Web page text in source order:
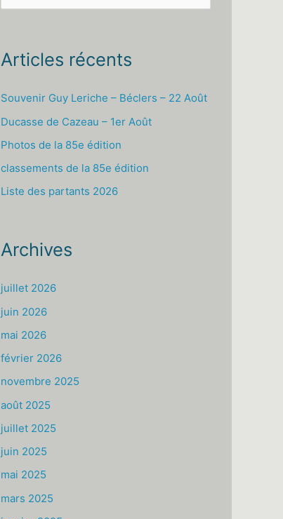
e
h
e
r
Articles récents
Souvenir Guy Leriche – Béclers – 22 Août
Ducasse de Cazeau – 1er Août
Photos de la 85e édition
classements de la 85e édition
Liste des partants 2026
Archives
juillet 2026
juin 2026
mai 2026
février 2026
novembre 2025
août 2025
juillet 2025
juin 2025
mai 2025
mars 2025